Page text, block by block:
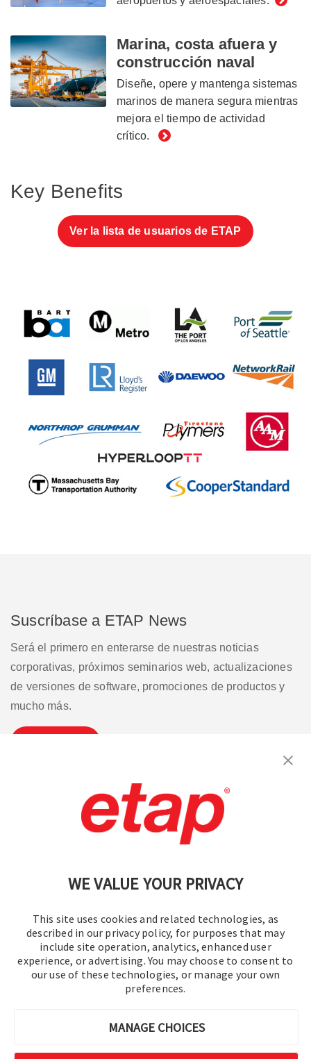
WE VALUE YOUR PRIVACY
This site uses cookies and related technologies, as
described in our privacy policy, for purposes that may
include site operation, analytics, enhanced user
experience, or advertising. You may choose to consent to
our use of these technologies, or manage your own
preferences.
MANAGE CHOICES
Marina, costa afuera y
construcción naval
Diseñe, opere y mantenga sistemas
marinos de manera segura mientras
mejora el tiempo de actividad
crítico.
Key Benefits
Ver la lista de usuarios de ETAP
Suscríbase a ETAP News
Será el primero en enterarse de nuestras noticias
corporativas, próximos seminarios web, actualizaciones
de versiones de software, promociones de productos y
mucho más.
Contáctenos | Condiciones de uso
política de privacidad Mapa del sitio
© 2016-2026 Operation Technology, Inc.
Todos los derechos reservados.